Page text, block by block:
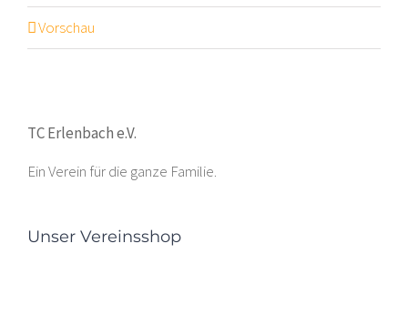
Vorschau
TC Erlenbach e.V.
Ein Verein für die ganze Familie.
Unser Vereinsshop